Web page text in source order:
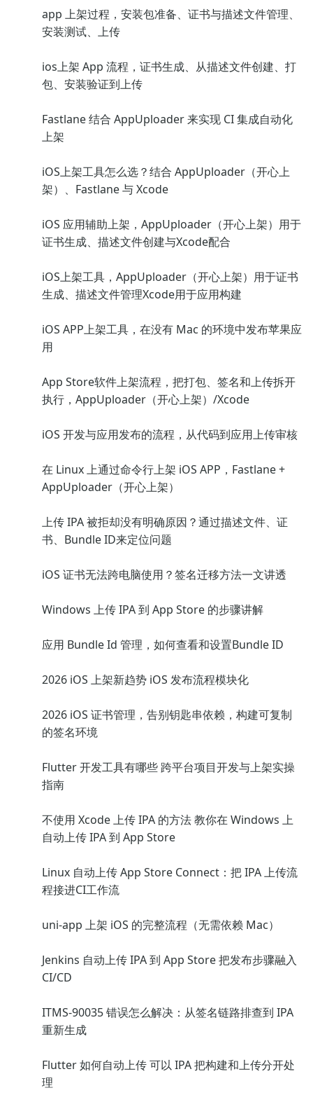
app 上架过程，安装包准备、证书与描述文件管理、
安装测试、上传
ios上架 App 流程，证书生成、从描述文件创建、打
包、安装验证到上传
Fastlane 结合 AppUploader 来实现 CI 集成自动化
上架
iOS上架工具怎么选？结合 AppUploader（开心上
架）、Fastlane 与 Xcode
iOS 应用辅助上架，AppUploader（开心上架）用于
证书生成、描述文件创建与Xcode配合
iOS上架工具，AppUploader（开心上架）用于证书
生成、描述文件管理Xcode用于应用构建
iOS APP上架工具，在没有 Mac 的环境中发布苹果应
用
App Store软件上架流程，把打包、签名和上传拆开
执行，AppUploader（开心上架）/Xcode
iOS 开发与应用发布的流程，从代码到应用上传审核
在 Linux 上通过命令行上架 iOS APP，Fastlane +
AppUploader（开心上架）
上传 IPA 被拒却没有明确原因？通过描述文件、证
书、Bundle ID来定位问题
iOS 证书无法跨电脑使用？签名迁移方法一文讲透
Windows 上传 IPA 到 App Store 的步骤讲解
应用 Bundle Id 管理，如何查看和设置Bundle ID
2026 iOS 上架新趋势 iOS 发布流程模块化
2026 iOS 证书管理，告别钥匙串依赖，构建可复制
的签名环境
Flutter 开发工具有哪些 跨平台项目开发与上架实操
指南
不使用 Xcode 上传 IPA 的方法 教你在 Windows 上
自动上传 IPA 到 App Store
Linux 自动上传 App Store Connect：把 IPA 上传流
程接进CI工作流
uni-app 上架 iOS 的完整流程（无需依赖 Mac）
Jenkins 自动上传 IPA 到 App Store 把发布步骤融入
CI/CD
ITMS-90035 错误怎么解决：从签名链路排查到 IPA
重新生成
Flutter 如何自动上传 可以 IPA 把构建和上传分开处
理